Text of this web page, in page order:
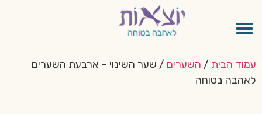
עמוד הבית / השערים / שער השינוי – ארבעת השערים
לאהבה בטוחה